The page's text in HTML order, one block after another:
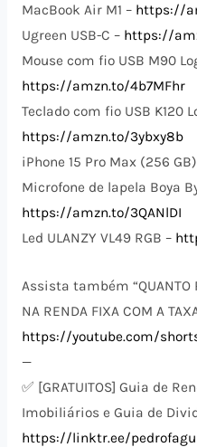
MacBook Air M1 – https://
Ugreen USB-C – https://
Mouse com fio USB M90
https://amzn.to/4b7MFhr
Teclado com fio USB K120
https://amzn.to/3ybxy8b
iPhone 15 Pro Max (256
Microfone de lapela Boya
https://amzn.to/3QANlDI
Led ULANZY VL49 RGB –
Assista também “QUANTO
NA RENDA FIXA COM A
https://youtube.com/
—
✅ [GRATUITOS] Guia de
Imobiliários e Guia de
https://linktr.ee/